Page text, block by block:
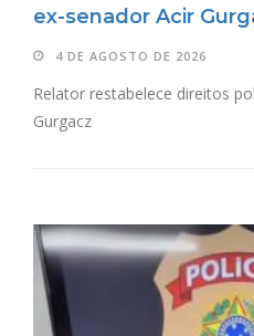
ex-senador Acir
4 DE AGOSTO DE 2026
Relator restabelece direitos
Gurgacz